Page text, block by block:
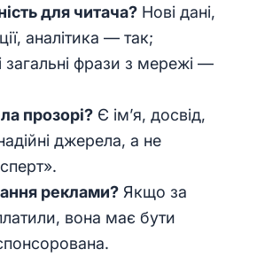
для читача? Нові дані,
аналітика — так;
загальні фрази з мережі —
прозорі? Є ім’я, досвід,
джерела, а не
реклами? Якщо за
вона має бути